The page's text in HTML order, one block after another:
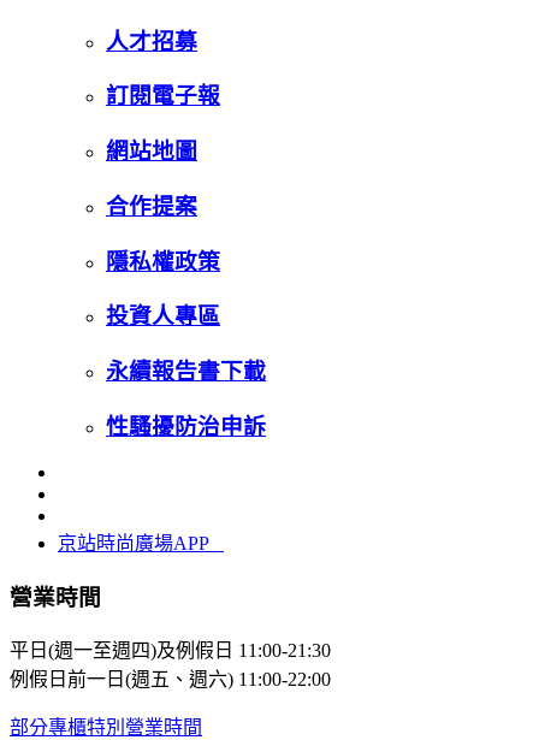
人才招募
訂閱電子報
網站地圖
合作提案
隱私權政策
投資人專區
永續報告書下載
性騷擾防治申訴
京站時尚廣場APP
營業時間
平日(週一至週四)及例假日 11:00-21:30
例假日前一日(週五、週六) 11:00-22:00
部分專櫃特別營業時間